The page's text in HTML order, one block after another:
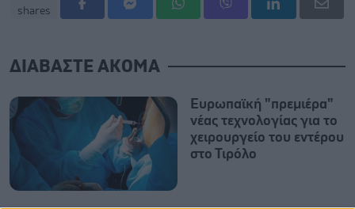
shares
ΔΙΑΒΑΣΤΕ ΑΚΟΜΑ
Ευρωπαϊκή "πρεμιέρα"
νέας τεχνολογίας για το
χειρουργείο του εντέρου
στο Τιρόλο